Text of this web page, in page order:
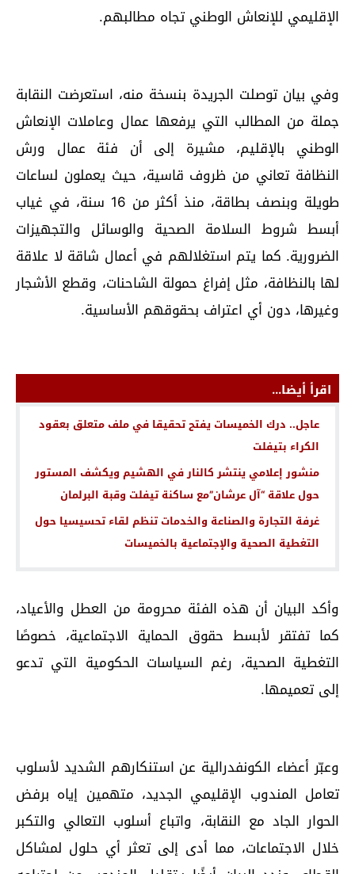
الإقليمي للإنعاش الوطني تجاه مطالبهم.
وفي بيان توصلت الجريدة بنسخة منه، استعرضت النقابة
جملة من المطالب التي يرفعها عمال وعاملات الإنعاش
الوطني بالإقليم، مشيرة إلى أن فئة عمال ورش
النظافة تعاني من ظروف قاسية، حيث يعملون لساعات
طويلة وبنصف بطاقة، منذ أكثر من 16 سنة، في غياب
أبسط شروط السلامة الصحية والوسائل والتجهيزات
الضرورية. كما يتم استغلالهم في أعمال شاقة لا علاقة
لها بالنظافة، مثل إفراغ حمولة الشاحنات، وقطع الأشجار
وغيرها، دون أي اعتراف بحقوقهم الأساسية.
اقرأ أيضا...
عاجل.. درك الخميسات يفتح تحقيقا في ملف متعلق بعقود
الكراء بتيفلت
منشور إعلامي ينتشر كالنار في الهشيم ويكشف المستور
حول علاقة “آل عرشان”مع ساكنة تيفلت وقبة البرلمان
غرفة التجارة والصناعة والخدمات تنظم لقاء تحسيسيا حول
التغطية الصحية والإجتماعية بالخميسات
وأكد البيان أن هذه الفئة محرومة من العطل والأعياد،
كما تفتقر لأبسط حقوق الحماية الاجتماعية، خصوصًا
التغطية الصحية، رغم السياسات الحكومية التي تدعو
إلى تعميمها.
وعبّر أعضاء الكونفدرالية عن استنكارهم الشديد لأسلوب
تعامل المندوب الإقليمي الجديد، متهمين إياه برفض
الحوار الجاد مع النقابة، واتباع أسلوب التعالي والتكبر
خلال الاجتماعات، مما أدى إلى تعثر أي حلول لمشاكل